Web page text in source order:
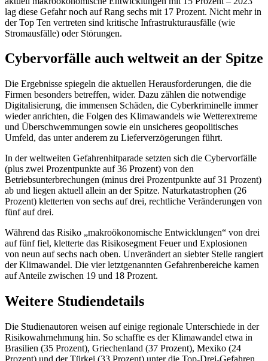
lag diese Gefahr noch auf Rang sechs mit 17 Prozent. Nicht mehr in
der Top Ten vertreten sind kritische Infrastrukturausfälle (wie
Stromausfälle) oder Störungen.
Cybervorfälle auch weltweit an der Spitze
Die Ergebnisse spiegeln die aktuellen Herausforderungen, die die
Firmen besonders betreffen, wider. Dazu zählen die notwendige
Digitalisierung, die immensen Schäden, die Cyberkriminelle immer
wieder anrichten, die Folgen des Klimawandels wie Wetterextreme
und Überschwemmungen sowie ein unsicheres geopolitisches
Umfeld, das unter anderem zu Lieferverzögerungen führt.
In der weltweiten Gefahrenhitparade setzten sich die Cybervorfälle
(plus zwei Prozentpunkte auf 36 Prozent) von den
Betriebsunterbrechungen (minus drei Prozentpunkte auf 31 Prozent)
ab und liegen aktuell allein an der Spitze. Naturkatastrophen (26
Prozent) kletterten von sechs auf drei, rechtliche Veränderungen von
fünf auf drei.
Während das Risiko „makroökonomische Entwicklungen“ von drei
auf fünf fiel, kletterte das Risikosegment Feuer und Explosionen
von neun auf sechs nach oben. Unverändert an siebter Stelle rangiert
der Klimawandel. Die vier letztgenannten Gefahrenbereiche kamen
auf Anteile zwischen 19 und 18 Prozent.
Weitere Studiendetails
Die Studienautoren weisen auf einige regionale Unterschiede in der
Risikowahrnehmung hin. So schaffte es der Klimawandel etwa in
Brasilien (35 Prozent), Griechenland (37 Prozent), Mexiko (24